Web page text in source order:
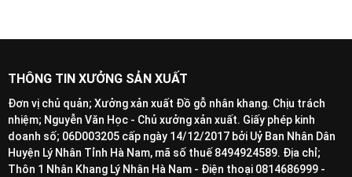
xưa, thể hiện sự cao sang và đầy đủ của một gia đình. Tủ
chè cánh cong của đồ gỗ Nhân Khang có những ưu điểm
nổi bật sau:
Tính thẩm mỹ cao
THÔNG TIN XƯỞNG SẢN XUẤT
Đơn vị chủ quản; Xưởng xản xuất Đồ gỗ nhân khang. Chịu trách
nhiệm; Nguyễn Văn Học - Chủ xưởng xản xuất. Giấy phép kinh
doanh số; 06D003205 cấp ngày 14/12/2017 bởi Uỷ Ban Nhân Dân
Huyện Lý Nhân Tỉnh Hà Nam, mã số thuế 8494924589. Địa chỉ;
Thôn 1 Nhân Khang Lý Nhân Hà Nam - Điện thoại 0814686999 -